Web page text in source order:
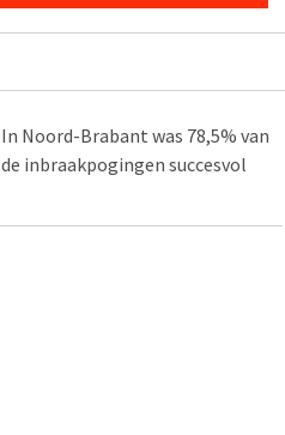
In Noord-Brabant was 78,5% van
de inbraakpogingen succesvol